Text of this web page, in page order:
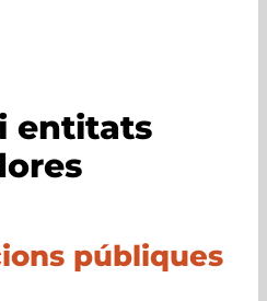
entitats
públiques